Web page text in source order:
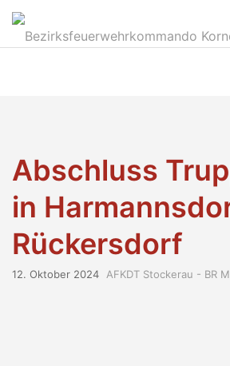
Abschluss
in
Rückersdorf
12. Oktober 2024 AFKDT Stockerau - BR